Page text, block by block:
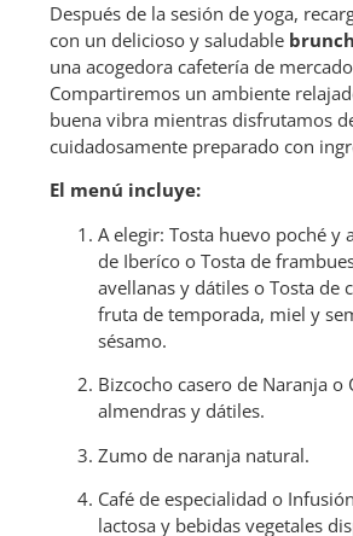
Después de la sesión de yoga,
con un delicioso y saludable brunch
una acogedora cafetería de
Compartiremos un ambiente
buena vibra mientras disfrutamos
cuidadosamente preparado con
El menú incluye:
A elegir: Tosta huevo poché y
de Iberíco o Tosta de
avellanas y dátiles o Tosta de
fruta de temporada, miel y
sésamo.
Bizcocho casero de Naranja o
almendras y dátiles.
Zumo de naranja natural.
Café de especialidad o
lactosa y bebidas vegetales